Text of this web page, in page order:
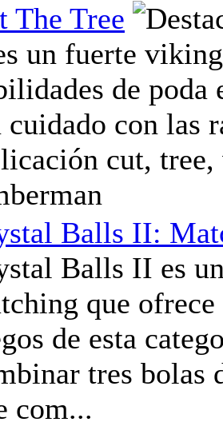
The Tree
un fuerte
de poda
cuidado con las
cut,
Balls II:
Balls II es
que
de esta
tres bolas
com...